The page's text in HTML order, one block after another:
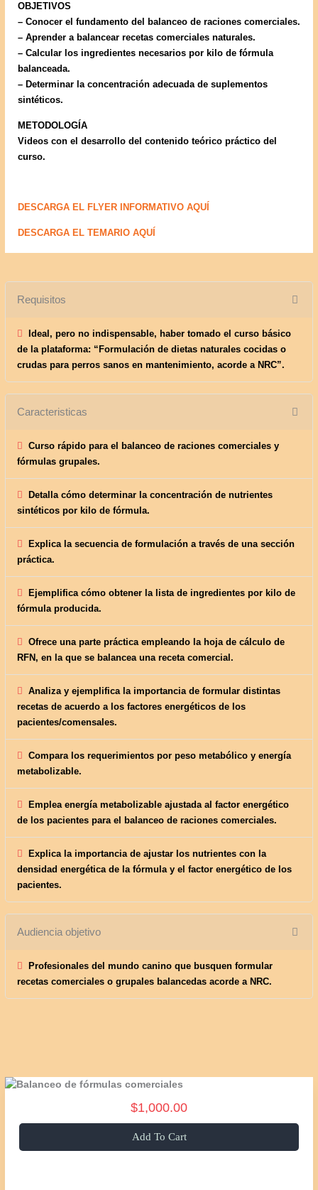
OBJETIVOS
– Conocer el fundamento del balanceo de raciones comerciales.
– Aprender a balancear recetas comerciales naturales.
– Calcular los ingredientes necesarios por kilo de fórmula
balanceada.
– Determinar la concentración adecuada de suplementos
sintéticos.
METODOLOGÍA
Videos con el desarrollo del contenido teórico práctico del
curso.
DESCARGA EL FLYER INFORMATIVO AQUÍ
DESCARGA EL TEMARIO AQUÍ
Requisitos
Ideal, pero no indispensable, haber tomado el curso básico
de la plataforma: “Formulación de dietas naturales cocidas o
crudas para perros sanos en mantenimiento, acorde a NRC”.
Caracteristicas
Curso rápido para el balanceo de raciones comerciales y
fórmulas grupales.
Detalla cómo determinar la concentración de nutrientes
sintéticos por kilo de fórmula.
Explica la secuencia de formulación a través de una sección
práctica.
Ejemplifica cómo obtener la lista de ingredientes por kilo de
fórmula producida.
Ofrece una parte práctica empleando la hoja de cálculo de
RFN, en la que se balancea una receta comercial.
Analiza y ejemplifica la importancia de formular distintas
recetas de acuerdo a los factores energéticos de los
pacientes/comensales.
Compara los requerimientos por peso metabólico y energía
metabolizable.
Emplea energía metabolizable ajustada al factor energético
de los pacientes para el balanceo de raciones comerciales.
Explica la importancia de ajustar los nutrientes con la
densidad energética de la fórmula y el factor energético de los
pacientes.
Audiencia objetivo
Profesionales del mundo canino que busquen formular
recetas comerciales o grupales balancedas acorde a NRC.
$1,000.00
Add To Cart